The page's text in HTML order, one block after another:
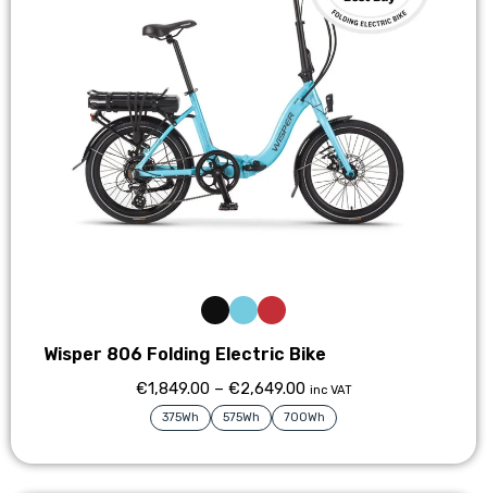
Wisper 806 Folding Electric Bike
€1,849.00– €2,649.00 inc VAT
375Wh 575Wh 700Wh